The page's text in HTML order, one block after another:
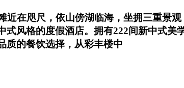
在咫尺，依山傍湖临海，坐拥三重景
风格的度假酒店。拥有222间新中式美
质的餐饮选择，从彩丰楼中